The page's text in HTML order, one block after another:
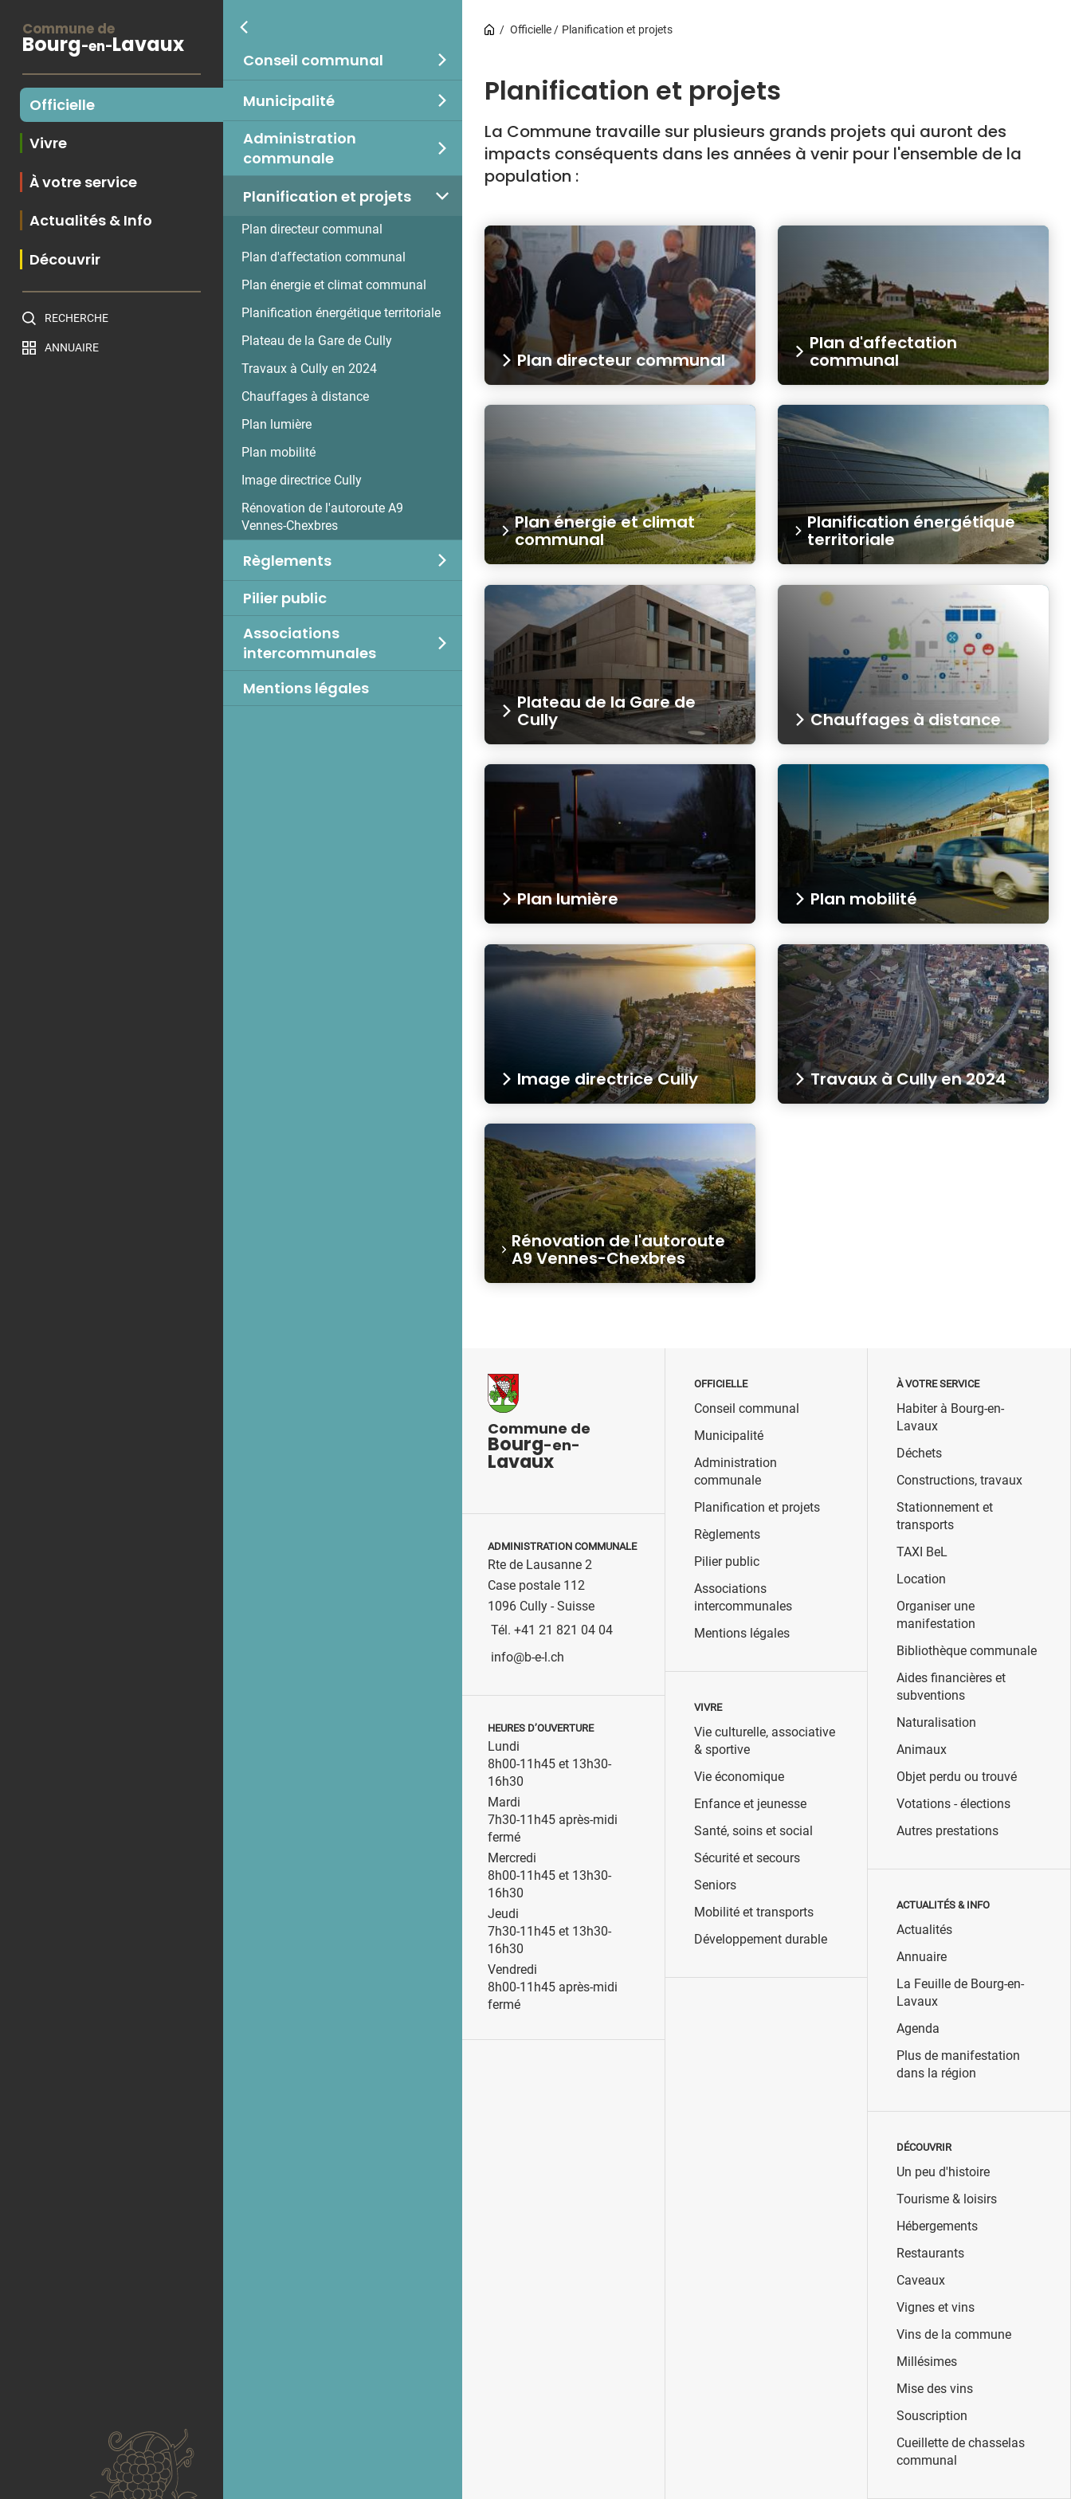
Commune de
Bourg-en-Lavaux
Officielle
Conseil communal
Municipalité
Administration
communale
Planification et projets
Plan directeur communal
Plan d'affectation communal
Plan énergie et climat communal
Planification énergétique territoriale
Plateau de la Gare de Cully
Travaux à Cully en 2024
Chauffages à distance
Plan lumière
Plan mobilité
Image directrice Cully
Rénovation de l'autoroute A9
Vennes-Chexbres
Règlements
Pilier public
Associations
intercommunales
Mentions légales
Vivre
À votre service
Actualités & Info
Découvrir
RECHERCHE
ANNUAIRE
Officielle Planification et projets
Planification et projets
La Commune travaille sur plusieurs grands projets qui auront des
impacts conséquents dans les années à venir pour l'ensemble de la
population :
Plan directeur communal
Plan d'affectation
communal
Plan énergie et climat
communal
Planification énergétique
territoriale
Plateau de la Gare de
Cully Chauffages à distance
Plan lumière Plan mobilité
Image directrice Cully Travaux à Cully en 2024
Rénovation de l'autoroute
A9 Vennes-Chexbres
Commune de
Bourg-en-
Lavaux
ADMINISTRATION COMMUNALE
Rte de Lausanne 2
Case postale 112
1096 Cully - Suisse
Tél. +41 21 821 04 04
info@b-e-l.ch
HEURES D’OUVERTURE
Lundi
8h00-11h45 et 13h30-
16h30
Mardi
7h30-11h45 après-midi
fermé
Mercredi
8h00-11h45 et 13h30-
16h30
Jeudi
7h30-11h45 et 13h30-
16h30
Vendredi
8h00-11h45 après-midi
fermé
OFFICIELLE
Conseil communal
Municipalité
Administration
communale
Planification et projets
Règlements
Pilier public
Associations
intercommunales
Mentions légales
VIVRE
Vie culturelle, associative
& sportive
Vie économique
Enfance et jeunesse
Santé, soins et social
Sécurité et secours
Seniors
Mobilité et transports
Développement durable
À VOTRE SERVICE
Habiter à Bourg-en-
Lavaux
Déchets
Constructions, travaux
Stationnement et
transports
TAXI BeL
Location
Organiser une
manifestation
Bibliothèque communale
Aides financières et
subventions
Naturalisation
Animaux
Objet perdu ou trouvé
Votations - élections
Autres prestations
ACTUALITÉS & INFO
Actualités
Annuaire
La Feuille de Bourg-en-
Lavaux
Agenda
Plus de manifestation
dans la région
DÉCOUVRIR
Un peu d'histoire
Tourisme & loisirs
Hébergements
Restaurants
Caveaux
Vignes et vins
Vins de la commune
Millésimes
Mise des vins
Souscription
Cueillette de chasselas
communal